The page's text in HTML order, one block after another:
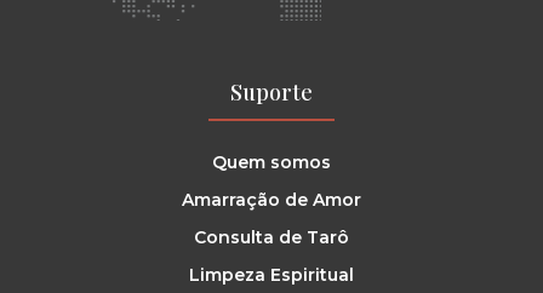
Suporte
Quem somos
Amarração de Amor
Consulta de Tarô
Limpeza Espiritual